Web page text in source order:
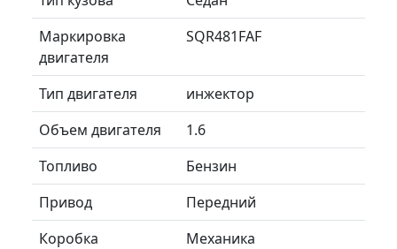
Маркировка
двигателя
SQR481FAF
Тип двигателя
инжектор
Объем двигателя
1.6
Топливо
Бензин
Привод
Передний
Коробка
Механика